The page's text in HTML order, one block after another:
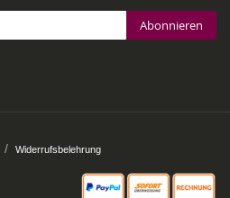
Abonnieren
Widerrufsbelehrung